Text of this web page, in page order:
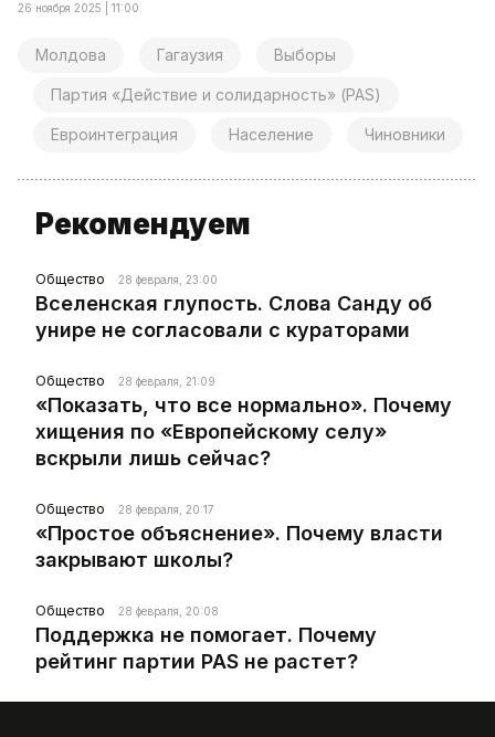
26 ноября 2025 | 11:00
Молдова Гагаузия Выборы
Партия «Действие и солидарность» (PAS)
Евроинтеграция Население Чиновники
Рекомендуем
Общество 28 февраля, 23:00
Вселенская глупость. Слова Санду об
унире не согласовали с кураторами
Общество 28 февраля, 21:09
«Показать, что все нормально». Почему
хищения по «Европейскому селу»
вскрыли лишь сейчас?
Общество 28 февраля, 20:17
«Простое объяснение». Почему власти
закрывают школы?
Общество 28 февраля, 20:08
Поддержка не помогает. Почему
рейтинг партии PAS не растет?